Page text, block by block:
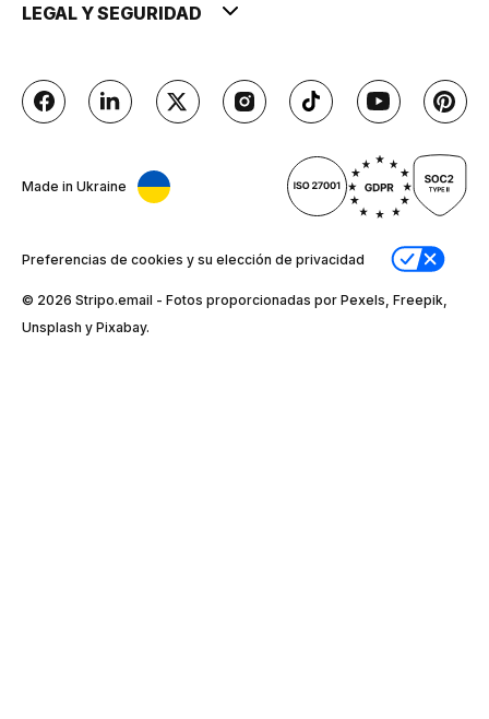
LEGAL Y SEGURIDAD
Made in Ukraine
Preferencias de cookies y su elección de privacidad
© 2026 Stripо.email - Fotos proporcionadas por Pexels, Freepik,
Unsplash y Pixabay.